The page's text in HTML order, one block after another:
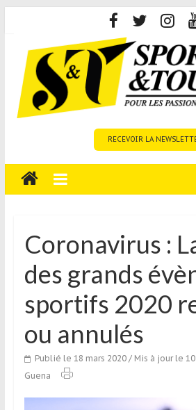
content
Tourisme
est
média
sur
tourisme
sportif
s’adresse
aux
voyageurs
RECEVOIR LA
Coronavirus :
des grands
sportifs 2020
ou annulés
Publié le 18 mars 2020/ Mis à jour le
Guena